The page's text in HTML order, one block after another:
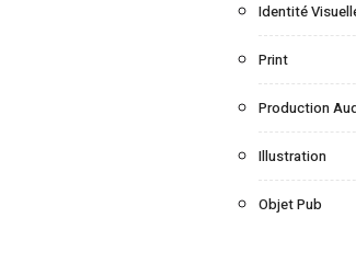
Identité
Print
Production
Illustration
Objet Pub